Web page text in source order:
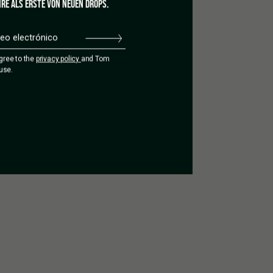
Añadir una reseña
ALS ERSTE VON NEUEN DROPS.
to the privacy policy and Tom